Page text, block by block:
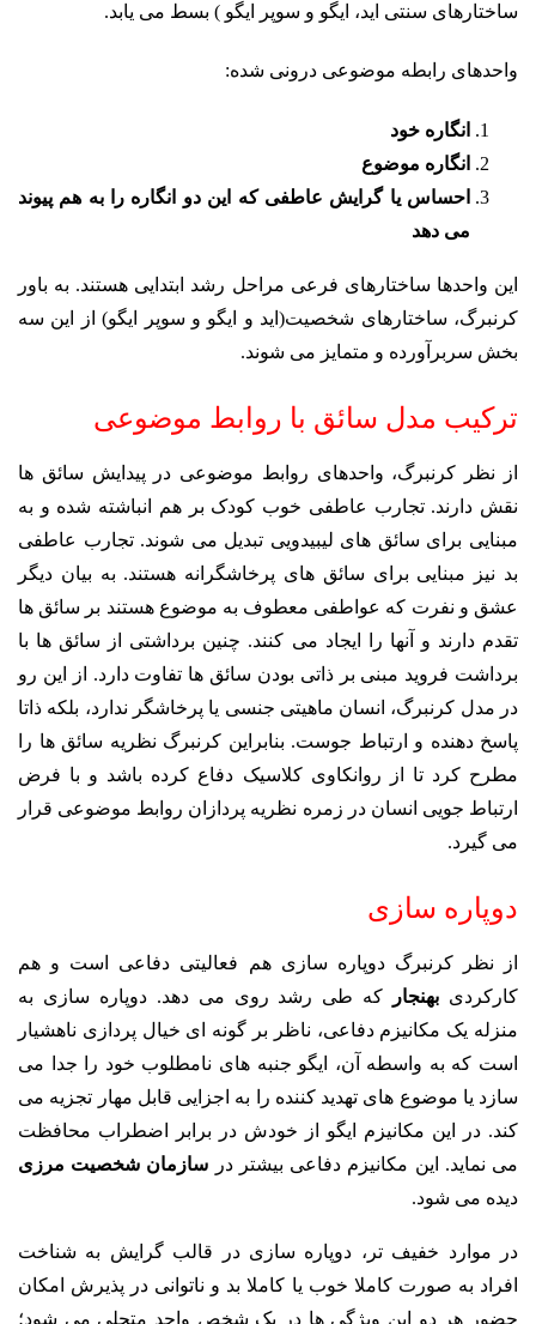
ساختارهای سنتی اید، ایگو و سوپر ایگو ) بسط می یابد.
واحدهای رابطه موضوعی درونی شده:
انگاره خود
انگاره موضوع
احساس یا گرایش عاطفی که این دو انگاره را به هم پیوند
می دهد
این واحدها ساختارهای فرعی مراحل رشد ابتدایی هستند. به باور
کرنبرگ، ساختارهای شخصیت(اید و ایگو و سوپر ایگو) از این سه
بخش سربرآورده و متمایز می شوند.
ترکیب مدل سائق با روابط موضوعی
از نظر کرنبرگ، واحدهای روابط موضوعی در پیدایش سائق ها
نقش دارند. تجارب عاطفی خوب کودک بر هم انباشته شده و به
مبنایی برای سائق های لیبیدویی تبدیل می شوند. تجارب عاطفی
بد نیز مبنایی برای سائق های پرخاشگرانه هستند. به بیان دیگر
عشق و نفرت که عواطفی معطوف به موضوع هستند بر سائق ها
تقدم دارند و آنها را ایجاد می کنند. چنین برداشتی از سائق ها با
برداشت فروید مبنی بر ذاتی بودن سائق ها تفاوت دارد. از این رو
در مدل کرنبرگ، انسان ماهیتی جنسی یا پرخاشگر ندارد، بلکه ذاتا
پاسخ دهنده و ارتباط جوست. بنابراین کرنبرگ نظریه سائق ها را
مطرح کرد تا از روانکاوی کلاسیک دفاع کرده باشد و با فرض
ارتباط جویی انسان در زمره نظریه پردازان روابط موضوعی قرار
می گیرد.
دوپاره سازی
از نظر کرنبرگ دوپاره سازی هم فعالیتی دفاعی است و هم
کارکردی بهنجار که طی رشد روی می دهد.دوپاره سازی به
منزله یک مکانیزم دفاعی، ناظر بر گونه ای خیال پردازی ناهشیار
است که به واسطه آن، ایگو جنبه های نامطلوب خود را جدا می
سازد یا موضوع های تهدید کننده را به اجزایی قابل مهار تجزیه می
کند. در این مکانیزم ایگو از خودش در برابر اضطراب محافظت
می نماید. این مکانیزم دفاعی بیشتر در سازمان شخصیت مرزی
دیده می شود.
در موارد خفیف تر، دوپاره سازی در قالب گرایش به شناخت
افراد به صورت کاملا خوب یا کاملا بد و ناتوانی در پذیرش امکان
حضور هر دو این ویژگی ها در یک شخص واحد متجلی می شود؛